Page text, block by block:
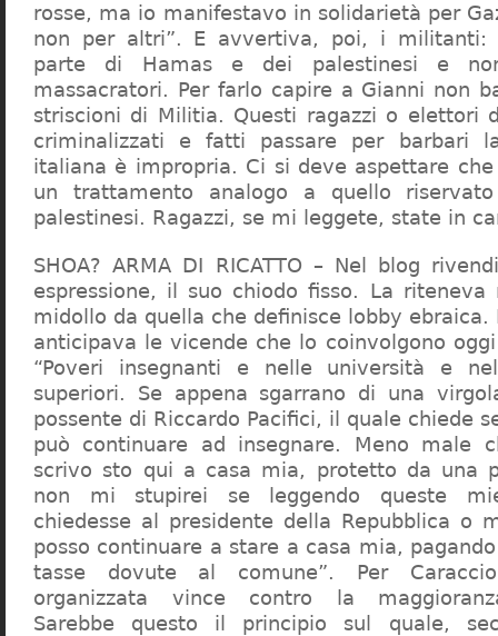
rosse, ma io manifestavo in solidarietà per
non per altri”. E avvertiva, poi, i militanti:
parte di Hamas e dei palestinesi e
massacratori. Per farlo capire a Gianni non
striscioni di Militia. Questi ragazzi o elettori
criminalizzati e fatti passare per barbari
italiana è impropria. Ci si deve aspettare
un trattamento analogo a quello
palestinesi. Ragazzi, se mi leggete, state in
SHOA? ARMA DI RICATTO – Nel blog
espressione, il suo chiodo fisso. La
midollo da quella che definisce lobby ebraica.
anticipava le vicende che lo coinvolgono
“Poveri insegnanti e nelle università e
superiori. Se appena sgarrano di una
possente di Riccardo Pacifici, il quale chiede
può continuare ad insegnare. Meno male
scrivo sto qui a casa mia, protetto da una
non mi stupirei se leggendo queste
chiedesse al presidente della Repubblica o
posso continuare a stare a casa mia,
tasse dovute al comune”. Per
organizzata vince contro la
Sarebbe questo il principio sul quale,